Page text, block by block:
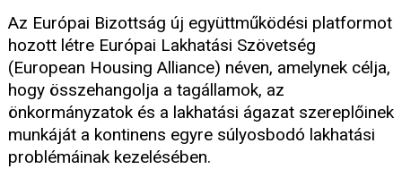
Az Európai Bizottság új együttműködési platformot
hozott létre Európai Lakhatási Szövetség
(European Housing Alliance) néven, amelynek célja,
hogy összehangolja a tagállamok, az
önkormányzatok és a lakhatási ágazat szereplőinek
munkáját a kontinens egyre súlyosbodó lakhatási
problémáinak kezelésében.